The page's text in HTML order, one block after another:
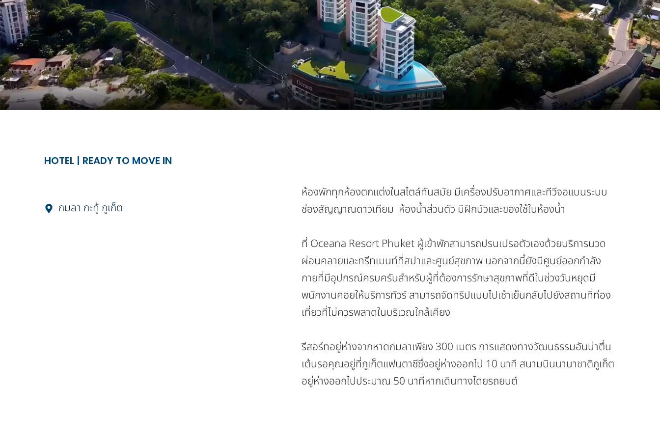
HOTEL | READY TO MOVE IN
กมลา กะทู้ ภูเก็ต
ห้องพักทุกห้องตกแต่งในสไตล์ทันสมัย ​​มีเครื่องปรับอากาศและทีวีจอแบนระบบ
ช่องสัญญาณดาวเทียม ห้องน้ำส่วนตัว มีฝักบัวและของใช้ในห้องน้ำ
ที่ Oceana Resort Phuket ผู้เข้าพักสามารถปรนเปรอตัวเองด้วยบริการนวด
ผ่อนคลายและทรีทเมนท์ที่สปาและศูนย์สุขภาพ นอกจากนี้ยังมีศูนย์ออกกำลัง
กายที่มีอุปกรณ์ครบครันสำหรับผู้ที่ต้องการรักษาสุขภาพที่ดีในช่วงวันหยุดมี
พนักงานคอยให้บริการทัวร์ สามารถจัดทริปแบบไปเช้าเย็นกลับไปยังสถานที่ท่อง
เที่ยวที่ไม่ควรพลาดในบริเวณใกล้เคียง
รีสอร์ทอยู่ห่างจากหาดกมลาเพียง 300 เมตร การแสดงทางวัฒนธรรมอันน่าตื่น
เต้นรอคุณอยู่ที่ภูเก็ตแฟนตาซีซึ่งอยู่ห่างออกไป 10 นาที สนามบินนานาชาติภูเก็ต
อยู่ห่างออกไปประมาณ 50 นาทีหากเดินทางโดยรถยนต์